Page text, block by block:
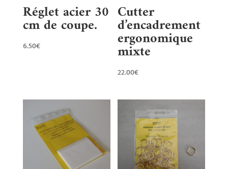
Réglet acier 30
cm de coupe.
6.50€
Cutter
d’encadrement
ergonomique
mixte
22.00€